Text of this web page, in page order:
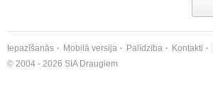
Iepazīšanās Mobilā versija Palīdzība Kontakti
© 2004 - 2026 SIA Draugiem